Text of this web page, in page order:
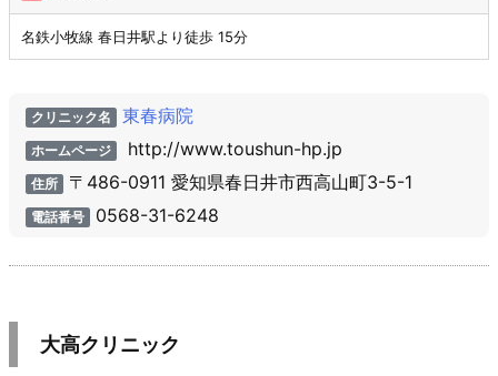
名鉄小牧線 春日井駅より徒歩 15分
クリニック名 東春病院
ホームページ http://www.toushun-hp.jp
住所 〒486-0911 愛知県春日井市西高山町3-5-1
電話番号 0568-31-6248
大高クリニック